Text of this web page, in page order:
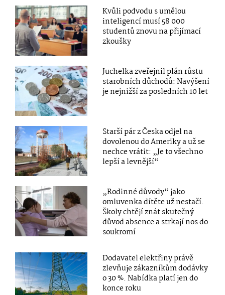
Kvůli podvodu s umělou
inteligencí musí 58 000
studentů znovu na přijímací
zkoušky
Juchelka zveřejnil plán růstu
starobních důchodů: Navýšení
je nejnižší za posledních 10 let
Starší pár z Česka odjel na
dovolenou do Ameriky a už se
nechce vrátit: „Je to všechno
lepší a levnější“
„Rodinné důvody“ jako
omluvenka dítěte už nestačí.
Školy chtějí znát skutečný
důvod absence a strkají nos do
soukromí
Dodavatel elektřiny právě
zlevňuje zákazníkům dodávky
o 30 %. Nabídka platí jen do
konce roku